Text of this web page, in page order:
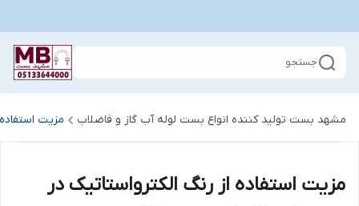
جستجو
مشهد بست تولید کننده انواع بست لوله آب گاز و فاضلاب مزیت
مزیت استفاده از رنگ الکترواستاتیک در